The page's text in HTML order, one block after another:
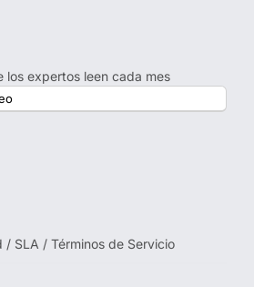
los expertos leen cada mes
/ SLA / Términos de Servicio